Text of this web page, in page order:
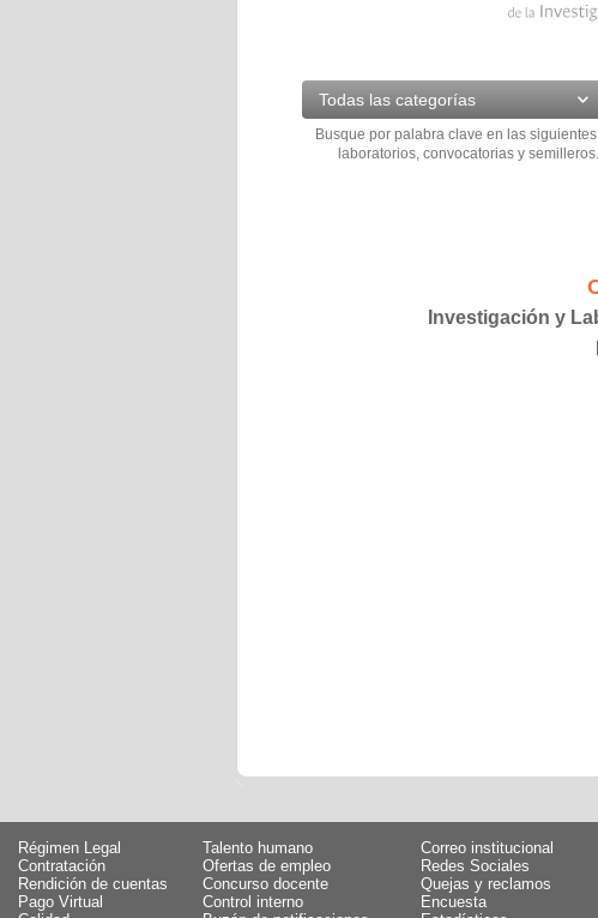
Todas las categorías
Busque por palabra clave en las
laboratorios, convocatorias y
Investigación y
Régimen Legal
Talento humano
Contratación
Ofertas de empleo
Rendición de cuentas
Concurso docente
Pago Virtual
Control interno
Correo institucional
Redes Sociales
Quejas y reclamos
Encuesta